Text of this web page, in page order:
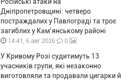
Дніпропетровщині: четверо
постраждалих у Павлограді та троє
загиблих у Кам’янському районі
14:41, 6 авг 2026 0
У Кривому Розі судитимуть 13
учасників групи, які незаконно
виготовляли та продавали цигарки й